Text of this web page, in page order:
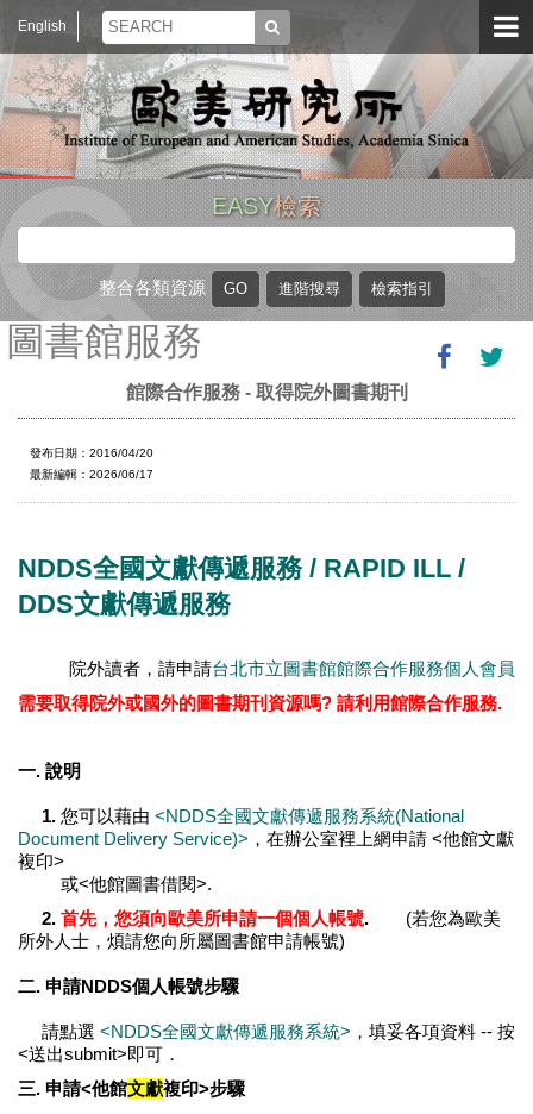
English
EASY檢索
整合各類資源
圖書館服務
館際合作服務 - 取得院外圖書期刊
發布日期：2016/04/20
最新編輯：2026/06/17
NDDS全國文獻傳遞服務 / RAPID ILL /
DDS文獻傳遞服務
院外讀者，請申請台北市立圖書館館際合作服務個人會員
需要取得院外或國外的圖書期刊資源嗎? 請利用館際合作服務.
一. 說明
1. 您可以藉由 <NDDS全國文獻傳遞服務系統(National
Document Delivery Service)> ，在辦公室裡上網申請 <他館文獻
複印>
或<他館圖書借閱>.
2. 首先，您須向歐美所申請一個個人帳號.
(若您為歐美
所外人士，煩請您向所屬圖書館申請帳號)
二. 申請NDDS個人帳號步驟
請點選 <NDDS全國文獻傳遞服務系統> ，填妥各項資料 -- 按
<送出submit>即可．
三. 申請<他館文獻複印>步驟